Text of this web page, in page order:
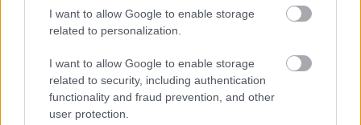
I want to allow Google to enable storage
related to personalization.
I want to allow Google to enable storage
related to security, including authentication
functionality and fraud prevention, and other
user protection.
HATÁRTALAN TÁNCFŐVÁROS EZEN A HÉTVÉGÉN
A HAGYOMÁNYOK HÁZÁBAN